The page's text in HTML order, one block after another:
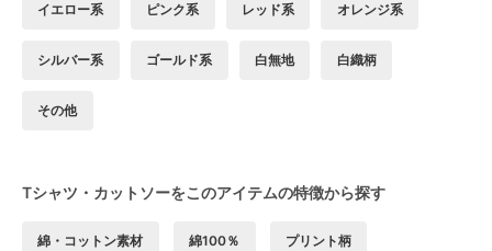
イエロー系 ピンク系 レッド系 オレンジ系
シルバー系 ゴールド系 白無地 白織柄
その他
Tシャツ・カットソーをこのアイテムの特徴から探す
綿・コットン素材 綿100％ プリント柄